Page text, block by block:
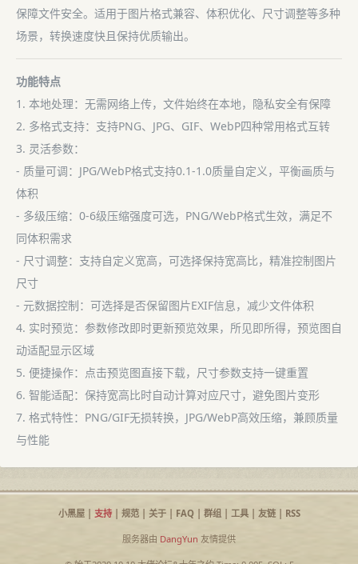
保障文件安全。适用于图片格式兼容、体积优化、尺寸调整等多种
场景，转换速度快且保持优质输出。
功能特点
1. 本地处理：无需网络上传，文件始终在本地，隐私安全有保障
2. 多格式支持：支持PNG、JPG、GIF、WebP四种常用格式互转
3. 灵活参数：
- 质量可调：JPG/WebP格式支持0.1-1.0质量自定义，平衡画质与
体积
- 多级压缩：0-6级压缩强度可选，PNG/WebP格式生效，满足不
同体积需求
- 尺寸调整：支持自定义宽高，可选择保持宽高比，精准控制图片
尺寸
- 元数据控制：可选择是否保留图片EXIF信息，减少文件体积
4. 实时预览：参数修改即时更新预览效果，所见即所得，预览图自
动适配显示区域
5. 便捷操作：点击预览图直接下载，尺寸参数支持一键重置
6. 智能适配：保持宽高比时自动计算对应尺寸，避免图片变形
7. 格式特性：PNG/GIF无损转换，JPG/WebP高效压缩，兼顾质量
与性能
小黑屋| 支持| 规范| 关于| FAQ| 群组| 工具| 友链| RSS
服务器由 DangYun 友情提供